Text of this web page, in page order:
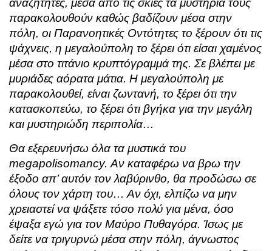
αναζητητές, μέσα από τις σκιές τα μυστήρια τους
παρακολουθούν καθώς βαδίζουν μέσα στην
πόλη, οι Παρανοητικές Οντότητες το ξέρουν ότι τις
ψάχνεις, η μεγαλούπολη το ξέρει ότι είσαι χαμένος
μέσα στο τιτάνιο κρυπτόγραμμά της. Σε βλέπει με
μυριάδες αόρατα μάτια. Η μεγαλούπολη με
παρακολουθεί, είναι ζωντανή, το ξέρει ότι την
κατασκοπεύω, το ξέρει ότι βγήκα για την μεγάλη
και μυστηριώδη περιπολία…
Θα εξερευνήσω όλα τα μυστικά του
megapolisomancy. Αν καταφέρω να βρω την
έξοδο απ’ αυτόν τον λαβύρινθο, θα προδώσω σε
όλους τον χάρτη του… Αν όχι, ελπίζω να μην
χρειαστεί να ψάξετε τόσο πολύ για μένα, όσο
έψαξα εγώ για τον Μαύρο Πυθαγόρα. Ίσως με
δείτε να τριγυρνώ μέσα στην πόλη, άγνωστος